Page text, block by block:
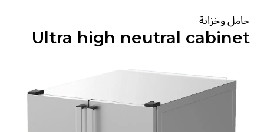
حامل وخزانة
Ultra high neutral cabinet